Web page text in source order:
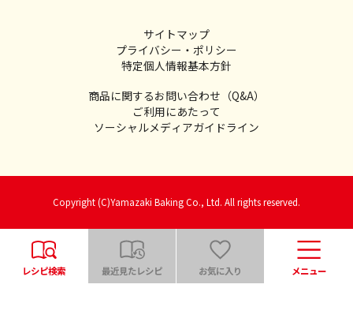
サイトマップ
プライバシー・ポリシー
特定個人情報基本方針
商品に関するお問い合わせ（Q&A）
ご利用にあたって
ソーシャルメディアガイドライン
Copyright (C)Yamazaki Baking Co., Ltd. All rights reserved.
レシピ検索 最近見たレシピ お気に入り メニュー